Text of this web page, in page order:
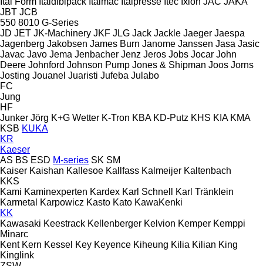
JBT JCB
550 8010 G-Series
JD JET JK-Machinery JKF JLG Jack Jackle Jaeger Jaespa
Jagenberg Jakobsen James Burn Janome Janssen Jasa Jasic
Javac Javo Jema Jenbacher Jenz Jeros Jobs Jocar John
Deere Johnford Johnson Pump Jones & Shipman Joos Jorns
Josting Jouanel Juaristi Jufeba Julabo
FC
Jung
HF
Junker Jörg K+G Wetter K-Tron KBA KD-Putz KHS KIA KMA
KSB KUKA
KR
Kaeser
AS BS ESD M-series SK SM
Kaiser Kaishan Kallesoe Kallfass Kalmeijer Kaltenbach
KKS
Kami Kaminexperten Kardex Karl Schnell
Karl Tränklein
Karmetal
Karpowicz Kasto Kato KawaKenki
KK
Kawasaki Keestrack Kellenberger Kelvion Kemper Kemppi
Minarc
Kent Kern Kessel Key Keyence Kiheung Kilia Kilian King
Kinglink